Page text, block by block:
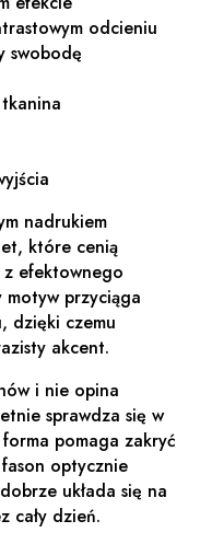
odcieniu
swobodę
nadrukiem
które cenią
efektownego
przyciąga
dzięki czemu
akcent.
i nie opina
sprawdza się w
pomaga zakryć
optycznie
układa się na
cały dzień.